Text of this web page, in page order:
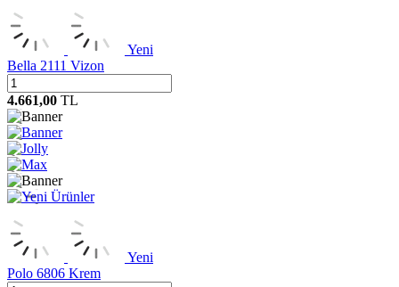
Yeni
Bella 2111 Vizon
4.661,00 TL
Yeni
Polo 6806 Krem